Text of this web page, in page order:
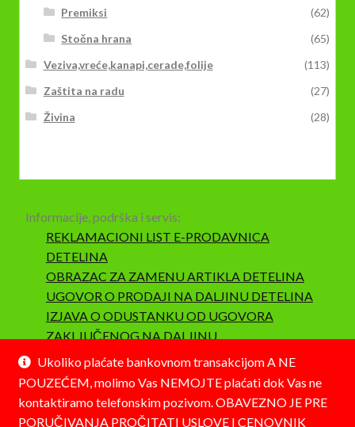
Ukoliko plaćate bankovnom transakcijom A NE
POUZEĆEM, molimo Vas NEMOJTE plaćati dok Vas ne
kontaktiramo telefonskim pozivom. OBAVEZNO JE PRE
PORUČIVANJA PROČITATI USLOVE I CENOVNIK
Premiksi
(62)
Stočna hrana
(65)
Veziva,vreće,kanapi,cerade,folije
(113)
Zaštita na radu
(27)
Živina
(28)
Informacije, podrška i servis:
REKLAMACIONI LIST E-PRODAVNICA
DETELINA
OBRAZAC ZA ZAMENU ARTIKLA DETELINA
UGOVOR O PRODAJI NA DALJINU DETELINA
IZJAVA O ODUSTANKU OD UGOVORA
ZAKLJUČENOG NA DALJINU
SAOBRAZNOST I REKLAMACIJA